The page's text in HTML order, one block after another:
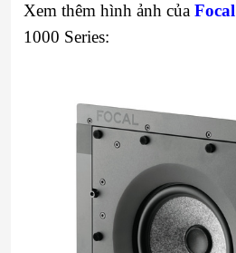
Xem thêm hình ảnh của Focal
1000 Series: